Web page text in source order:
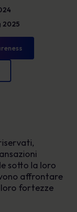
2025
sotto la loro
affrontare
loro fortezze